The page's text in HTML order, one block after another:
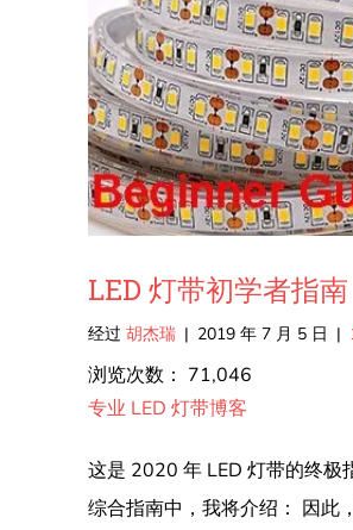
LED 灯带初学者指南
经过 胡杰瑞 | 2019 年 7 月 5 日 |
浏览次数： 71,046
专业 LED 灯带博客
这是 2020 年 LED 灯带的终极
综合指南中，我将介绍： 因此